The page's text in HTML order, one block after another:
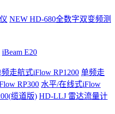
NEW HD-680全数字双变频测
iBeam E20
走航式iFlow RP1200 单频走
RP300 水平/在线式iFlow
缆道版) HD-LLJ 雷达流量计